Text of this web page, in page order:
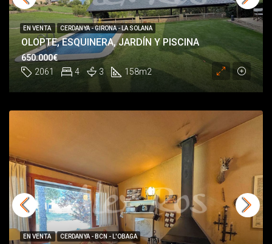
OLOPTE, ESQUINERA, JARDÍN Y PISCINA
2061 4 3 158m2
650.000€
EN VENTA CERDANYA - GIRONA - LA SOLANA
EN VENTA CERDANYA - BCN - L'OBAGA